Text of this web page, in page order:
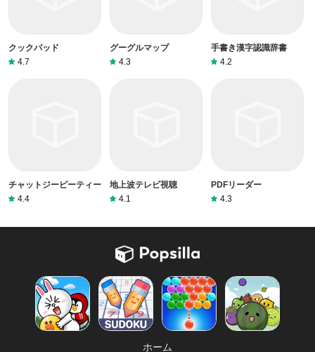
クックパッド
4.7
グーグルマップ
4.3
手書き漢字認識辞書
4.2
チャットジーピーティー
4.4
地上波テレビ視聴
4.1
PDFリーダー
4.3
ホーム